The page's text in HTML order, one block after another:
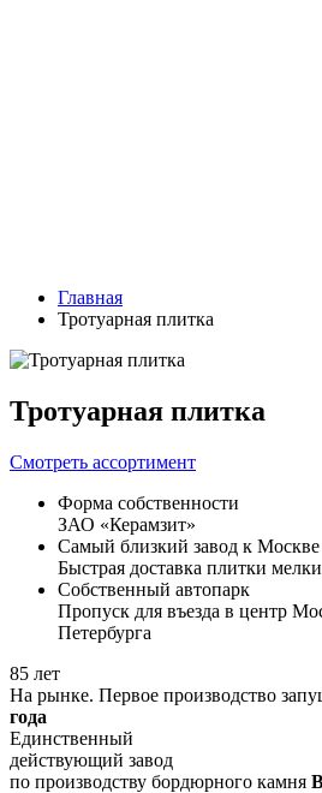
Главная
Тротуарная плитка
Тротуарная плитка
Смотреть ассортимент
Форма собственности
ЗАО «Керамзит»
Самый близкий завод к Москве
Быстрая доставка плитки
Собственный автопарк
Пропуск для въезда в центр
Петербурга
85 лет
На рынке. Первое производство
года
Единственный
действующий завод
по производству бордюрного камня